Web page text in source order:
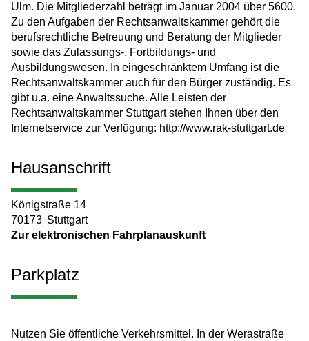
Ulm. Die Mitgliederzahl beträgt im Januar 2004 über 5600.
Zu den Aufgaben der Rechtsanwaltskammer gehört die
berufsrechtliche Betreuung und Beratung der Mitglieder
sowie das Zulassungs-, Fortbildungs- und
Ausbildungswesen. In eingeschränktem Umfang ist die
Rechtsanwaltskammer auch für den Bürger zuständig. Es
gibt u.a. eine Anwaltssuche. Alle Leisten der
Rechtsanwaltskammer Stuttgart stehen Ihnen über den
Internetservice zur Verfügung: http://www.rak-stuttgart.de
Hausanschrift
Königstraße 14
70173 Stuttgart
Zur elektronischen Fahrplanauskunft
Parkplatz
Nutzen Sie öffentliche Verkehrsmittel. In der Werastraße